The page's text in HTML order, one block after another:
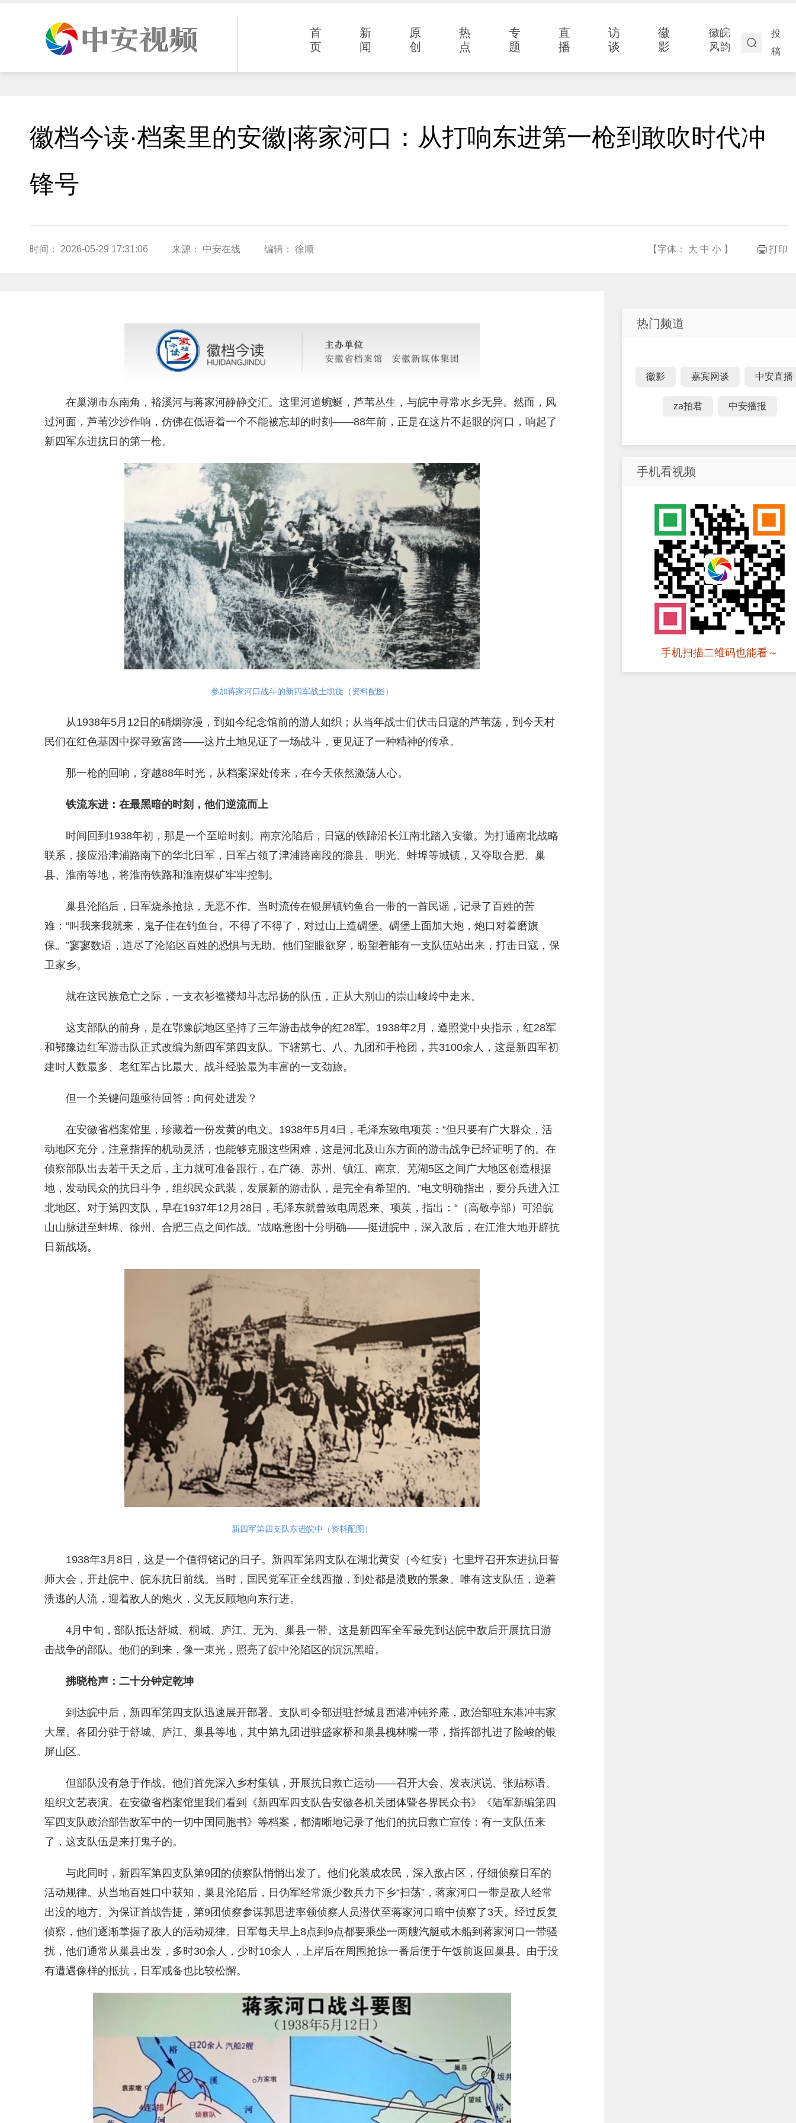
首
页
新
闻
原
创
热
点
专
题
直
播
访
谈
徽
影
徽皖
风韵
投
稿
徽档今读·档案里的安徽|蒋家河口：从打响东进第一枪到敢吹时代冲
锋号
时间： 2026-05-29 17:31:06 来源： 中安在线 编辑： 徐顺 打印
【字体： 大 中 小 】
在巢湖市东南角，裕溪河与蒋家河静静交汇。这里河道蜿蜒，芦苇丛生，与皖中寻常水乡无异。然而，风
过河面，芦苇沙沙作响，仿佛在低语着一个不能被忘却的时刻——88年前，正是在这片不起眼的河口，响起了
新四军东进抗日的第一枪。
参加蒋家河口战斗的新四军战士凯旋（资料配图）
从1938年5月12日的硝烟弥漫，到如今纪念馆前的游人如织；从当年战士们伏击日寇的芦苇荡，到今天村
民们在红色基因中探寻致富路——这片土地见证了一场战斗，更见证了一种精神的传承。
那一枪的回响，穿越88年时光，从档案深处传来，在今天依然激荡人心。
铁流东进：在最黑暗的时刻，他们逆流而上
时间回到1938年初，那是一个至暗时刻。南京沦陷后，日寇的铁蹄沿长江南北踏入安徽。为打通南北战略
联系，接应沿津浦路南下的华北日军，日军占领了津浦路南段的滁县、明光、蚌埠等城镇，又夺取合肥、巢
县、淮南等地，将淮南铁路和淮南煤矿牢牢控制。
巢县沦陷后，日军烧杀抢掠，无恶不作。当时流传在银屏镇钓鱼台一带的一首民谣，记录了百姓的苦
难：“叫我来我就来，鬼子住在钓鱼台。不得了不得了，对过山上造碉堡。碉堡上面加大炮，炮口对着磨旗
保。”寥寥数语，道尽了沦陷区百姓的恐惧与无助。他们望眼欲穿，盼望着能有一支队伍站出来，打击日寇，保
卫家乡。
就在这民族危亡之际，一支衣衫褴褛却斗志昂扬的队伍，正从大别山的崇山峻岭中走来。
这支部队的前身，是在鄂豫皖地区坚持了三年游击战争的红28军。1938年2月，遵照党中央指示，红28军
和鄂豫边红军游击队正式改编为新四军第四支队。下辖第七、八、九团和手枪团，共3100余人，这是新四军初
建时人数最多、老红军占比最大、战斗经验最为丰富的一支劲旅。
但一个关键问题亟待回答：向何处进发？
在安徽省档案馆里，珍藏着一份发黄的电文。1938年5月4日，毛泽东致电项英：“但只要有广大群众，活
动地区充分，注意指挥的机动灵活，也能够克服这些困难，这是河北及山东方面的游击战争已经证明了的。在
侦察部队出去若干天之后，主力就可准备跟行，在广德、苏州、镇江、南京、芜湖5区之间广大地区创造根据
地，发动民众的抗日斗争，组织民众武装，发展新的游击队，是完全有希望的。”电文明确指出，要分兵进入江
北地区。对于第四支队，早在1937年12月28日，毛泽东就曾致电周恩来、项英，指出：“（高敬亭部）可沿皖
山山脉进至蚌埠、徐州、合肥三点之间作战。”战略意图十分明确——挺进皖中，深入敌后，在江淮大地开辟抗
日新战场。
新四军第四支队东进皖中（资料配图）
1938年3月8日，这是一个值得铭记的日子。新四军第四支队在湖北黄安（今红安）七里坪召开东进抗日誓
师大会，开赴皖中、皖东抗日前线。当时，国民党军正全线西撤，到处都是溃败的景象。唯有这支队伍，逆着
溃逃的人流，迎着敌人的炮火，义无反顾地向东行进。
4月中旬，部队抵达舒城、桐城、庐江、无为、巢县一带。这是新四军全军最先到达皖中敌后开展抗日游
击战争的部队。他们的到来，像一束光，照亮了皖中沦陷区的沉沉黑暗。
拂晓枪声：二十分钟定乾坤
到达皖中后，新四军第四支队迅速展开部署。支队司令部进驻舒城县西港冲钝斧庵，政治部驻东港冲韦家
大屋。各团分驻于舒城、庐江、巢县等地，其中第九团进驻盛家桥和巢县槐林嘴一带，指挥部扎进了险峻的银
屏山区。
但部队没有急于作战。他们首先深入乡村集镇，开展抗日救亡运动——召开大会、发表演说、张贴标语、
组织文艺表演。在安徽省档案馆里我们看到《新四军四支队告安徽各机关团体暨各界民众书》《陆军新编第四
军四支队政治部告敌军中的一切中国同胞书》等档案，都清晰地记录了他们的抗日救亡宣传：有一支队伍来
了，这支队伍是来打鬼子的。
与此同时，新四军第四支队第9团的侦察队悄悄出发了。他们化装成农民，深入敌占区，仔细侦察日军的
活动规律。从当地百姓口中获知，巢县沦陷后，日伪军经常派少数兵力下乡“扫荡”，蒋家河口一带是敌人经常
出没的地方。为保证首战告捷，第9团侦察参谋郭思进率领侦察人员潜伏至蒋家河口暗中侦察了3天。经过反复
侦察，他们逐渐掌握了敌人的活动规律。日军每天早上8点到9点都要乘坐一两艘汽艇或木船到蒋家河口一带骚
扰，他们通常从巢县出发，多时30余人，少时10余人，上岸后在周围抢掠一番后便于午饭前返回巢县。由于没
有遭遇像样的抵抗，日军戒备也比较松懈。
热门频道
徽影 嘉宾网谈 中安直播
za拍君 中安播报
手机看视频
手机扫描二维码也能看～